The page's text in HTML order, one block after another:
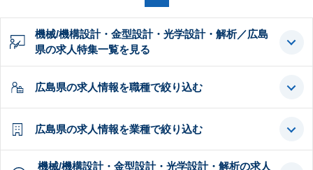
機械/機構設計・金型設計・光学設計・解析／広島
県の求人特集一覧を見る
広島県の求人情報を職種で絞り込む
広島県の求人情報を業種で絞り込む
機械/機構設計・金型設計・光学設計・解析の求人